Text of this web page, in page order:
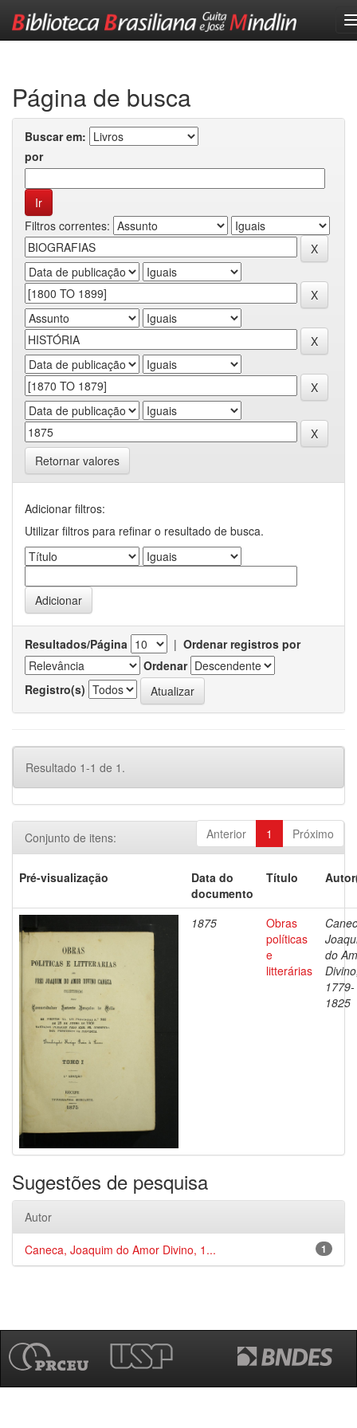
Página de busca
Buscar em:
por
Filtros correntes:
Retornar valores
Adicionar filtros:
Utilizar filtros para refinar o resultado de busca.
Resultados/Página | Ordenar registros por
Ordenar
Registro(s)
Resultado 1-1 de 1.
Anterior 1 Próximo
Conjunto de itens:
Pré-visualização
Data do
documento
Título
1875
Obras
políticas
e
litterárias
do
1779-
1825
Sugestões de pesquisa
Autor
1
Caneca, Joaquim do Amor Divino, 1...